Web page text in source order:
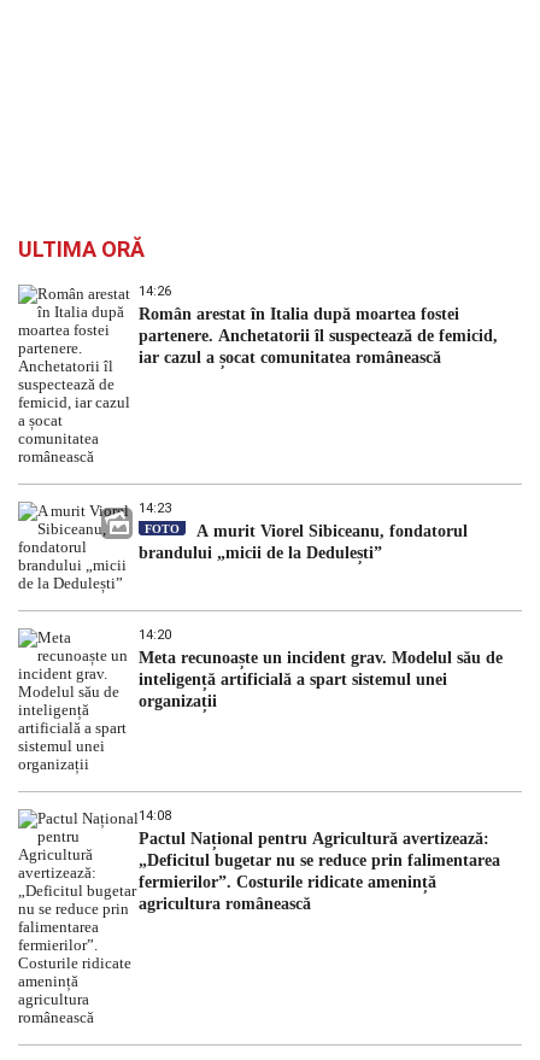
ULTIMA ORĂ
14:26
Român arestat în Italia după moartea fostei
partenere. Anchetatorii îl suspectează de femicid,
iar cazul a șocat comunitatea românească
14:23
FOTO
A murit Viorel Sibiceanu, fondatorul
brandului „micii de la Dedulești”
14:20
Meta recunoaște un incident grav. Modelul său de
inteligență artificială a spart sistemul unei
organizații
14:08
Pactul Național pentru Agricultură avertizează:
„Deficitul bugetar nu se reduce prin falimentarea
fermierilor”. Costurile ridicate amenință
agricultura românească